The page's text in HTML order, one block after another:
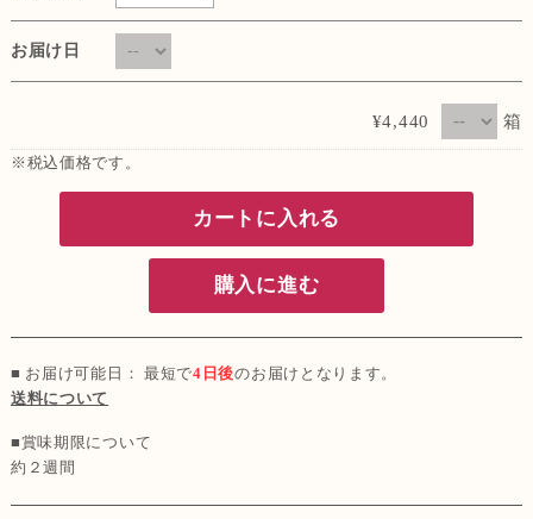
お届け日
¥4,440 箱
※税込価格です。
カートに入れる
購入に進む
■ お届け可能日： 最短で4日後のお届けとなります。
送料について
■賞味期限について
約２週間